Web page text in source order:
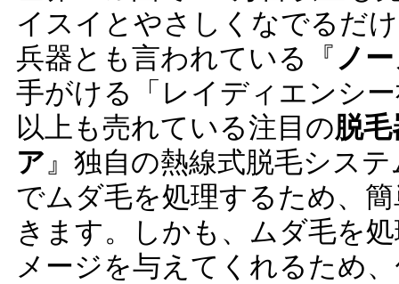
イスイとやさしくなでるだ
兵器とも言われている『 ノ
手がける「レイディエンシ
以上も売れている注目の脱毛
ア 』独自の熱線式脱毛シス
でムダ毛を処理するため、
きます。しかも、ムダ毛を
メージを与えてくれるため